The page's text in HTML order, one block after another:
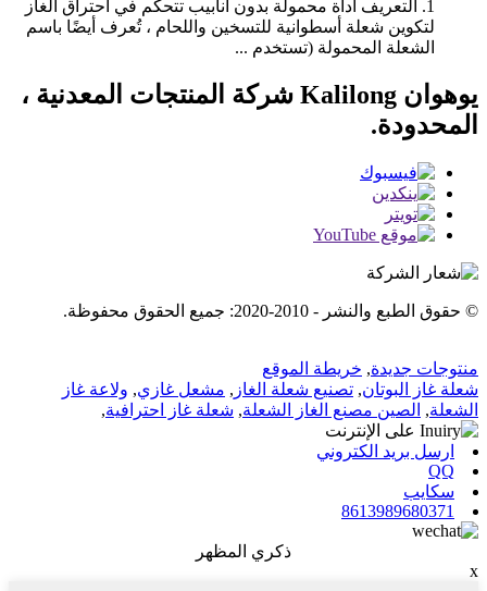
1. التعريف أداة محمولة بدون أنابيب تتحكم في احتراق الغاز
لتكوين شعلة أسطوانية للتسخين واللحام ، تُعرف أيضًا باسم
الشعلة المحمولة (تستخدم ...
يوهوان Kalilong شركة المنتجات المعدنية ،
المحدودة.
© حقوق الطبع والنشر - 2010-2020: جميع الحقوق محفوظة.
منتوجات جديدة, خريطة الموقع
شعلة غاز البوتان, تصنيع شعلة الغاز , مشعل غازي, ولاعة غاز
الشعلة, الصين مصنع الغاز الشعلة, شعلة غاز احترافية,
ارسل بريد الكتروني
QQ
سكايب
8613989680371
ذكري المظهر
x